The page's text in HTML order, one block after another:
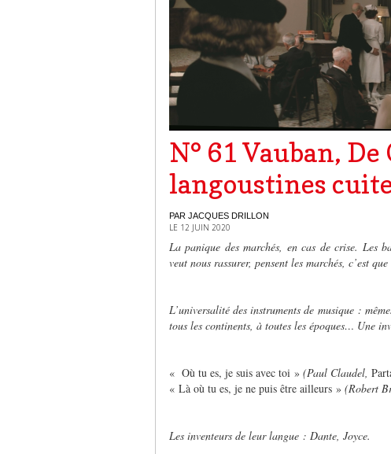
N° 61 Vauban, De
langoustines
PAR JACQUES DRILLON
LE 12 JUIN 2020
La panique des marchés, en cas de crise. Les
veut nous rassurer, pensent les marchés, c’est
L’universalité des instruments de musique :
tous les continents, à toutes les époques… Une
« Où tu es, je suis avec toi » (Paul Claudel,
« Là où tu es, je ne puis être ailleurs » (Robert
Les inventeurs de leur langue : Dante, Joyce.